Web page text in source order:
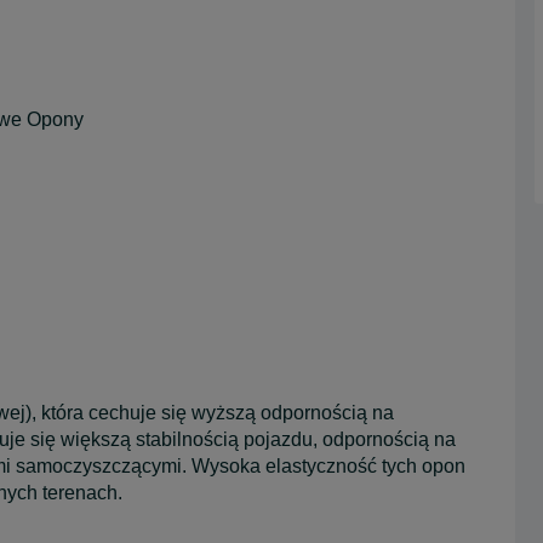
Opony
która cechuje się wyższą odpornością na
się większą stabilnością pojazdu, odpornością na
samoczyszczącymi. Wysoka elastyczność tych opon
terenach.